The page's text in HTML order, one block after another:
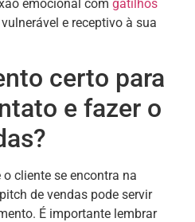
emocional com gatilhos
e receptivo à sua
certo para
e fazer o
cliente se encontra na
de vendas pode servir
É importante lembrar